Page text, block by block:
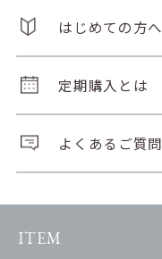
はじめての方へ
定期購入とは
よくあるご質問
ITEM